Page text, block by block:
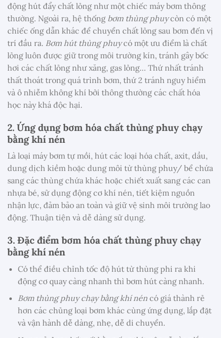
động hút đẩy chất lỏng như một chiếc máy bơm thông
thường. Ngoài ra, hệ thống bơm thùng phuycòn có một
chiếc ống dẫn khác để chuyển chất lỏng sau bơm đến vị
trí đầu ra. Bơm hút thùng phuycó một ưu điểm là chất
lỏng luôn được giữ trong môi trường kín, tránh gây bốc
hơi các chất lỏng như xăng, gas lỏng… Thứ nhất tránh
thất thoát trong quá trình bơm, thứ 2 tránh nguy hiểm
và ô nhiễm không khí bởi thông thường các chất hóa
học này khá độc hại.
2. Ứng dụng bơm hóa chất thùng phuy chạy
bằng khí nén
Là loại máy bơm tự mồi, hút các loại hóa chất, axit, dầu,
dung dịch kiềm hoặc dung môi từ thùng phuy/ bể chứa
sang các thùng chứa khác hoặc chiết xuất sang các can
nhựa bé, sử dụng động cơ khí nén, tiết kiệm nguồn
nhận lực, đảm bảo an toàn và giữ vệ sinh môi trường lao
động. Thuận tiện và dễ dàng sử dụng.
3. Đặc điểm bơm hóa chất thùng phuy chạy
bằng khí nén
Có thể điều chỉnh tốc độ hút từ thùng phi ra khi
động cơ quay càng nhanh thì bơm hút càng nhanh.
Bơm thùng phuy chạy bằng khí nén có giá thành rẻ
hơn các chủng loại bơm khác cùng ứng dụng, lắp đặt
và vận hành dễ dàng, nhẹ, dễ di chuyển.